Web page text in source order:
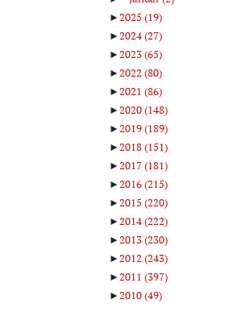
►2025 (19)
►2024(27)
►2023(65)
►2022 (80)
►2021 (86)
►2020(148)
►2019(189)
►2018(151)
►2017(181)
►2016(215)
►2015 (220)
►2014(222)
►2013(230)
►2012 (243)
►2011 (397)
►2010(49)